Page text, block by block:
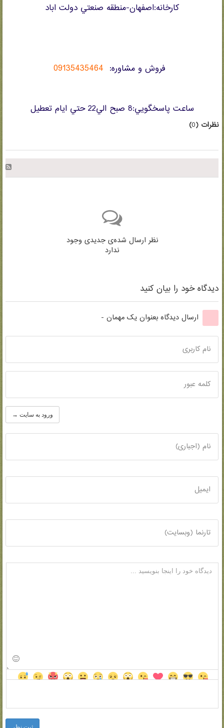
کارخانه:اصفهان-منطقه صنعتي دولت اباد
فروش و مشاوره: 09135435464
ساعت پاسخگويي:8 صبح الي22 حتي ايام تعطيل
نظرات (0
)
نظر ارسال شده‌ی جدیدی وجود
ندارد
دیدگاه خود را بیان کنید
ارسال دیدگاه بعنوان یک مهمان -
نام کاربری
کلمه عبور
ورود به سایت →
نام (اجباری)
ایمیل
تارنما (وبسایت)